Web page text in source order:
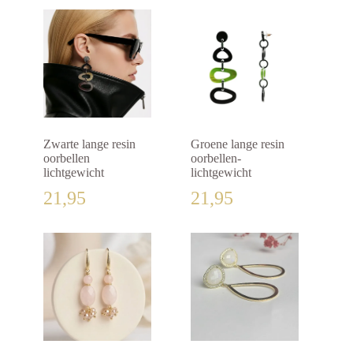
Zwarte lange resin
oorbellen
lichtgewicht
21,95
Groene lange resin
oorbellen-
lichtgewicht
21,95